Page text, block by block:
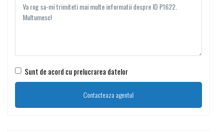
Sunt de acord cu prelucrarea datelor